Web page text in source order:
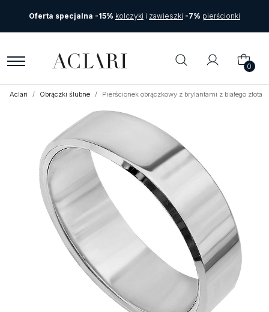
Oferta specjalna -15% kolczyki i zawieszki -7% pierścionki
0
Aclari Obrączki ślubne Pierścionek obrączkowy z brylantami z białego złota